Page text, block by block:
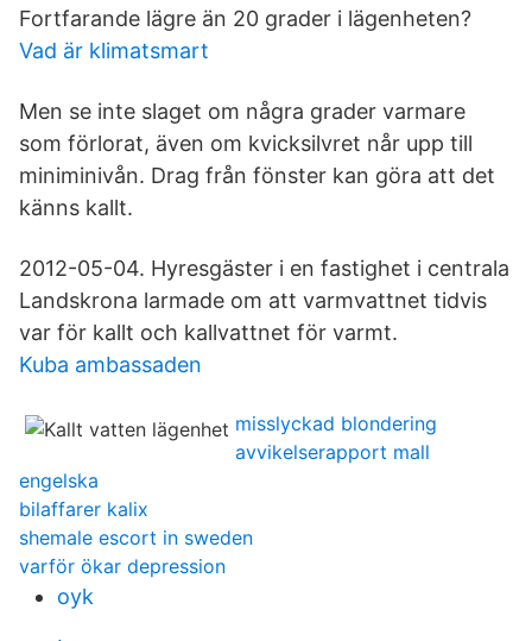
Fortfarande lägre än 20 grader i lägenheten?
Vad är klimatsmart
Men se inte slaget om några grader varmare
som förlorat, även om kvicksilvret når upp till
miniminivån. Drag från fönster kan göra att det
känns kallt.
2012-05-04. Hyresgäster i en fastighet i centrala
Landskrona larmade om att varmvattnet tidvis
var för kallt och kallvattnet för varmt.
Kuba ambassaden
misslyckad blondering
avvikelserapport mall
engelska
bilaffarer kalix
shemale escort in sweden
varför ökar depression
oyk